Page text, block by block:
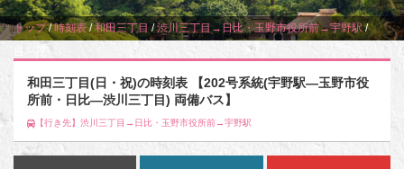
トップ/時刻表/和田三丁目 /渋川三丁目→日比・玉野市役所前→宇野駅/
和田三丁目(日・祝)の時刻表 【202号系統(宇野駅―玉野市役
所前・日比―渋川三丁目) 両備バス】
【行き先】渋川三丁目→日比・玉野市役所前→宇野駅